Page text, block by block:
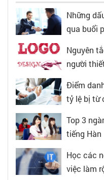
Những
qua buổi
Nguyên
người
Điểm
tỷ lệ bị từ
Top 3
tiếng Hàn
Học các
việc làm